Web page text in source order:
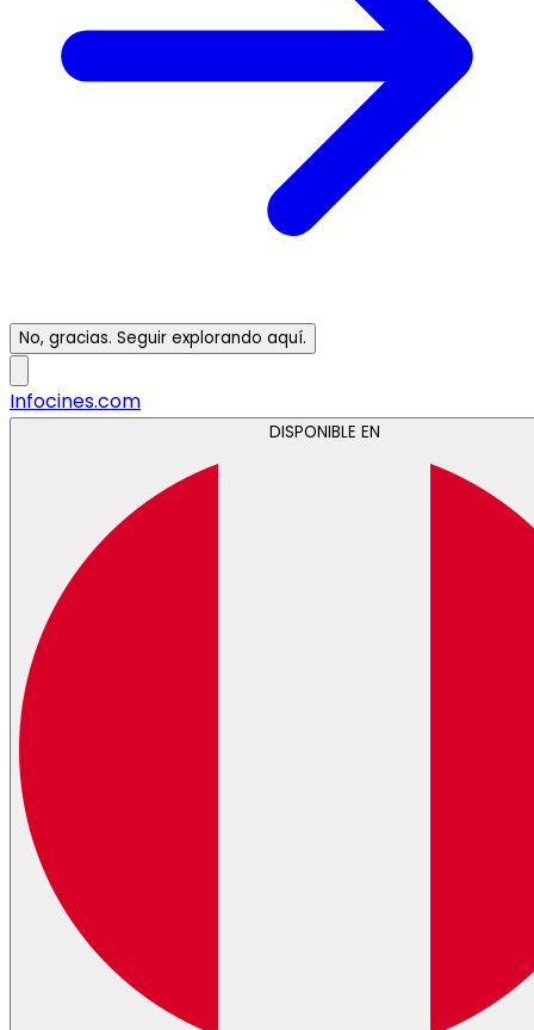
No, gracias. Seguir explorando aquí.
Infocines.com
DISPONIBLE EN